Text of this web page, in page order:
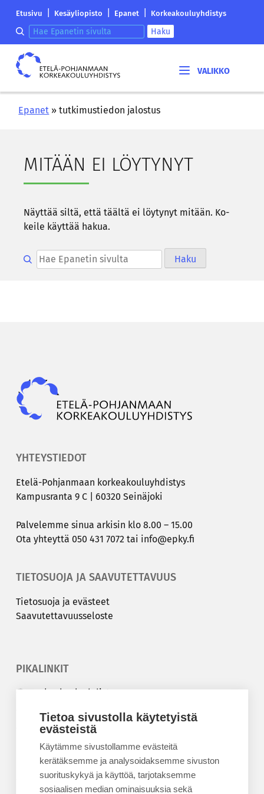
Tietoa sivustolla käytetyistä
evästeistä
Käytämme sivustollamme evästeitä
kerätäksemme ja analysoidaksemme sivuston
suorituskykyä ja käyttöä, tarjotaksemme
sosiaalisen median ominaisuuksia sekä
Etelä-
korkeakouluyhdistyksen
saapumissivu
Etusivu Kesäyliopisto Epanet Korkeakouluyhdistys
Hae epanetin sivulta Haku
Etelä-
Pohjanmaan
Epanet »tutkimustiedon jalostus
MI­TÄÄN EI LÖY­TY­NYT
Näyt­tää siltä, että tääl­tä ei löy­ty­nyt mi­tään. Ko­
kei­le käyt­tää hakua.
Hae epanetin sivulta Haku
YHTEYSTIEDOT
Etelä-​Pohjanmaan kor­kea­kou­lu­yh­dis­tys
Kam­pus­ran­ta 9 C | 60320 Sei­nä­jo­ki
Pal­ve­lem­me sinua ar­ki­sin klo 8.00 – 15.00
Ota yh­teyt­tä 050 431 7072 tai info@epky.fi
TIETOSUOJA JA SAAVUTETTAVUUS
Tie­to­suo­ja ja eväs­teet
Saa­vu­tet­ta­vuus­se­los­te
PIKALINKIT
Korkeakouluyhdistys
Kesäyliopisto
Epanet
BLOGIT
Kesäyliopiston blogi